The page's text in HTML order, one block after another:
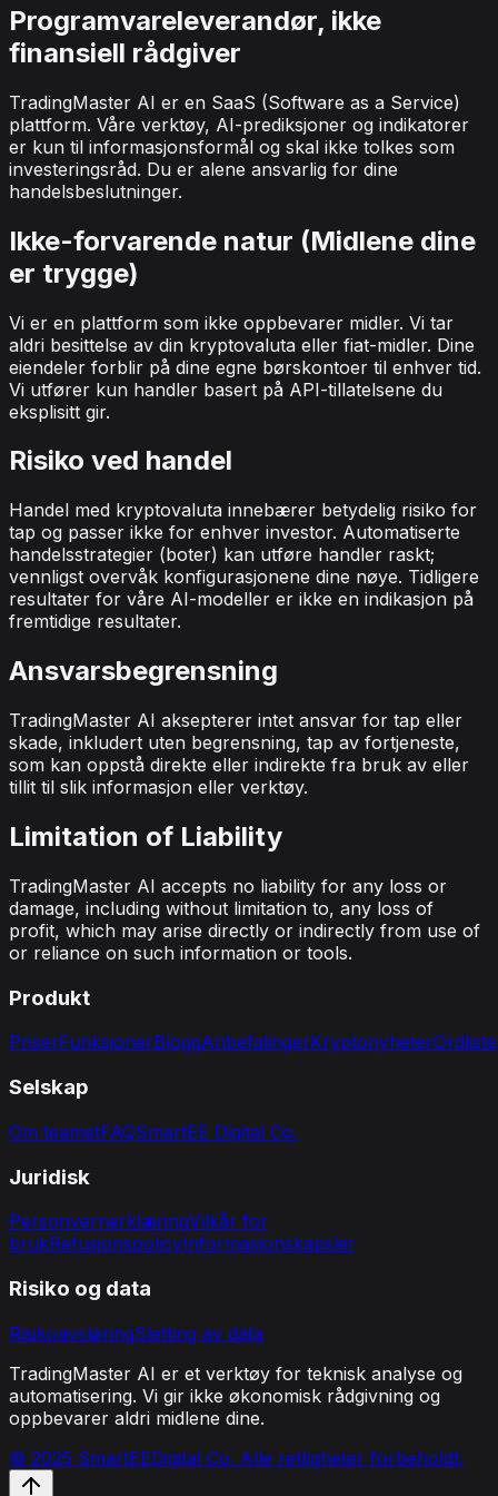
Programvareleverandør, ikke
finansiell rådgiver
TradingMaster AI er en SaaS (Software as a Service)
plattform. Våre verktøy, AI-prediksjoner og indikatorer
er kun til informasjonsformål og skal ikke tolkes som
investeringsråd. Du er alene ansvarlig for dine
handelsbeslutninger.
Ikke-forvarende natur (Midlene dine
er trygge)
Vi er en plattform som ikke oppbevarer midler. Vi tar
aldri besittelse av din kryptovaluta eller fiat-midler. Dine
eiendeler forblir på dine egne børskontoer til enhver tid.
Vi utfører kun handler basert på API-tillatelsene du
eksplisitt gir.
Risiko ved handel
Handel med kryptovaluta innebærer betydelig risiko for
tap og passer ikke for enhver investor. Automatiserte
handelsstrategier (boter) kan utføre handler raskt;
vennligst overvåk konfigurasjonene dine nøye. Tidligere
resultater for våre AI-modeller er ikke en indikasjon på
fremtidige resultater.
Ansvarsbegrensning
TradingMaster AI aksepterer intet ansvar for tap eller
skade, inkludert uten begrensning, tap av fortjeneste,
som kan oppstå direkte eller indirekte fra bruk av eller
tillit til slik informasjon eller verktøy.
Limitation of Liability
TradingMaster AI accepts no liability for any loss or
damage, including without limitation to, any loss of
profit, which may arise directly or indirectly from use of
or reliance on such information or tools.
Produkt
PriserFunksjonerBloggAnbefalingerKryptonyheterOrdliste
Selskap
Om teametFAQSmartEE Digital Co.
Juridisk
PersonvernerklæringVilkår for
brukRefusjonspolicyInformasjonskapsler
Risiko og data
RisikoavsløringSletting av data
TradingMaster AI er et verktøy for teknisk analyse og
automatisering. Vi gir ikke økonomisk rådgivning og
oppbevarer aldri midlene dine.
© 2025 SmartEEDigital Co. Alle rettigheter forbeholdt.